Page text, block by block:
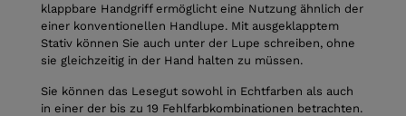
klappbare Handgriff ermöglicht eine Nutzung ähnlich ­der
einer konventionellen Handlupe. Mit ausgeklapptem
Stativ können Sie auch unter der Lupe schreiben, ohne
sie gleichzeitig in der Hand halten zu müssen.
Sie können das Lesegut sowohl in Echtfarben als auch
in einer der ­bis zu 19 Fehlfarbkombinationen betrachten.